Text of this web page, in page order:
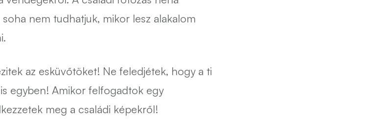
nem tudhatjuk, mikor lesz alakalom
az esküvőtöket! Ne feledjétek, hogy a ti
egyben! Amikor felfogadtok egy
meg a családi képekről!